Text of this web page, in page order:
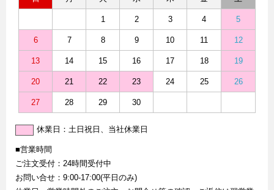
1 2 3 4 5
6 7 8 9 10 11 12
13 14 15 16 17 18 19
20 21 22 23 24 25 26
27 28 29 30
休業日：土日祝日、当社休業日
■営業時間
ご注文受付：24時間受付中
お問い合せ：9:00-17:00(平日のみ)